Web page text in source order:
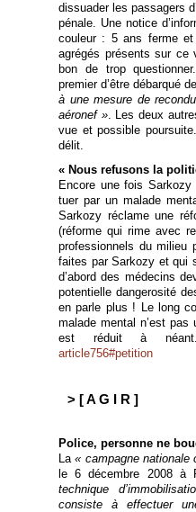
dissuader les passagers
pénale. Une notice
couleur : 5 ans ferme
agrégés présents sur ce
bon de trop
premier d’être débarqué
à une mesure de
aéronef ». Les deux
vue et possible
délit.
« Nous refusons la
Encore une fois
tuer par un malade
Sarkozy réclame une
(réforme qui rime avec
professionnels du milieu
faites par Sarkozy et qui
d’abord des médecins
potentielle dangerosité
en parle plus ! Le long
malade mental n’est
est réduit à
article756#petition
> [ A G I R ]
Police, personne ne
La« campagne nationale
le 6 décembre 2008 à
technique
consiste à effectuer